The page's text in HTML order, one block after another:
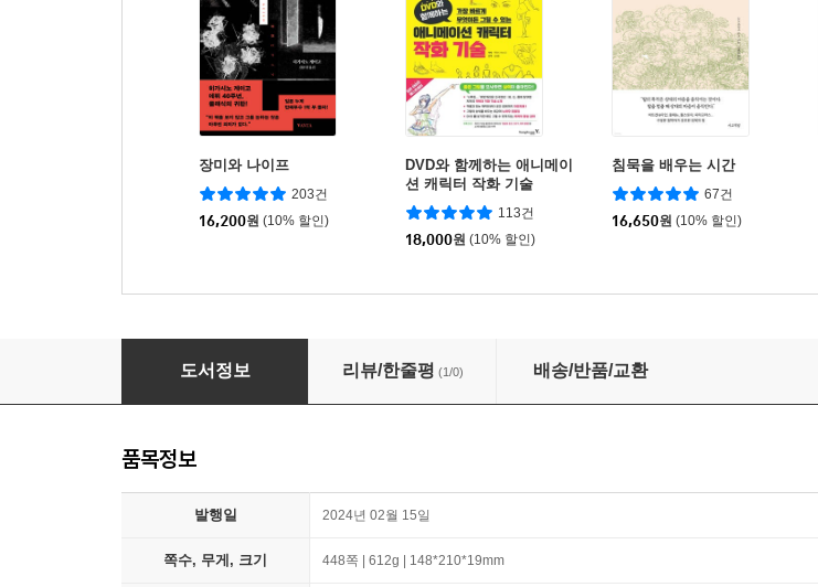
장미와 나이프
203건
16,200원 (10% 할인)
DVD와 함께하는 애니메이
션 캐릭터 작화 기술
113건
18,000원 (10% 할인)
침묵을 배우는 시간
67건
16,650원 (10% 할인)
NEW 레전드 중국어 필수단어
도서정보 리뷰/한줄평 (1/0) 배송/반품/교환
품목정보
발행일 2024년 02월 15일
쪽수, 무게, 크기 448쪽 | 612g | 148*210*19mm